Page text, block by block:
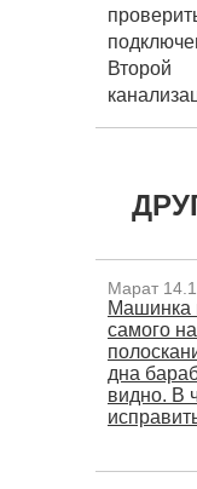
Второй
Марат
Машинка
самого
дна
видно. В